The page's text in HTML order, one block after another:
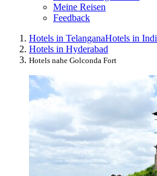
Meine Reisen
Feedback
Hotels in TelanganaHotels in
Hotels in Hyderabad
Hotels nahe Golconda Fort